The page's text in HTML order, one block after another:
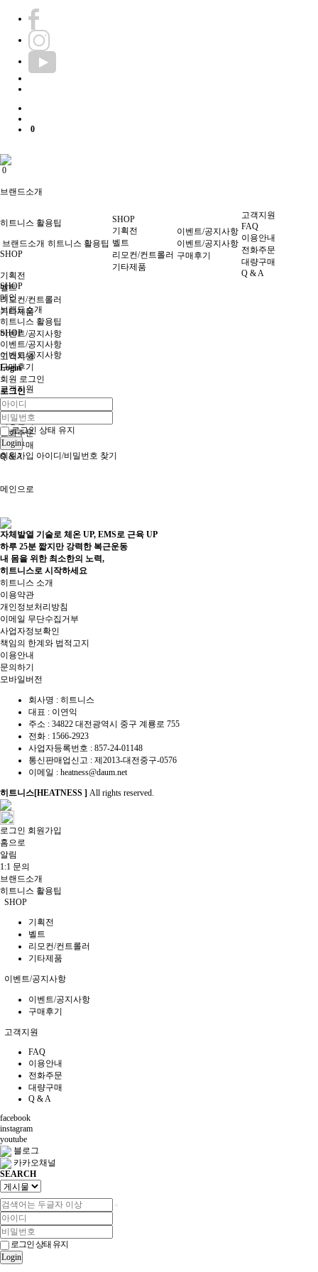
0
0
브랜드소개
히트니스 활용팁
SHOP
기획전
벨트
리모컨/컨트롤러
기타제품
이벤트/공지사항
이벤트/공지사항
구매후기
고객지원
FAQ
이용안내
전화주문
대량구매
Q & A
브랜드소개 히트니스 활용팁
SHOP
기획전
벨트
리모컨/컨트롤러
기타제품
이벤트/공지사항
이벤트/공지사항
구매후기
고객지원
FAQ
이용안내
전화주문
대량구매
Q & A
SHOP
메인
브랜드소개
히트니스 활용팁
SHOP
이벤트/공지사항
고객지원
Login
회원 로그인
로그인
로그인 상태 유지
Login
회원가입 아이디/비밀번호 찾기
메인으로
자체발열 기술로 체온 UP, EMS로 근육 UP
하루 25분 짧지만 강력한 복근운동
내 몸을 위한 최소한의 노력,
히트니스로 시작하세요
히트니스 소개
이용약관
개인정보처리방침
이메일 무단수집거부
사업자정보확인
책임의 한계와 법적고지
이용안내
문의하기
모바일버전
회사명 : 히트니스
대표 : 이연익
주소 : 34822 대전광역시 중구 계룡로 755
전화 : 1566-2923
사업자등록번호 : 857-24-01148
통신판매업신고 : 제2013-대전중구-0576
이메일 : heatness@daum.net
히트니스[HEATNESS ] All rights reserved.
로그인 회원가입
홈으로
알림
1:1 문의
브랜드소개
히트니스 활용팁
SHOP
기획전
벨트
리모컨/컨트롤러
기타제품
이벤트/공지사항
이벤트/공지사항
구매후기
고객지원
FAQ
이용안내
전화주문
대량구매
Q & A
facebook
instagram
youtube
블로그
카카오채널
SEARCH
로그인 상태 유지
Login